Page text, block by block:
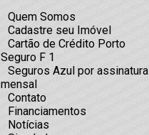
Quem Somos
Cadastre seu Imóvel
Cartão de Crédito Porto
Seguro F 1
Seguros Azul por assinatura
mensal
Contato
Financiamentos
Notícias